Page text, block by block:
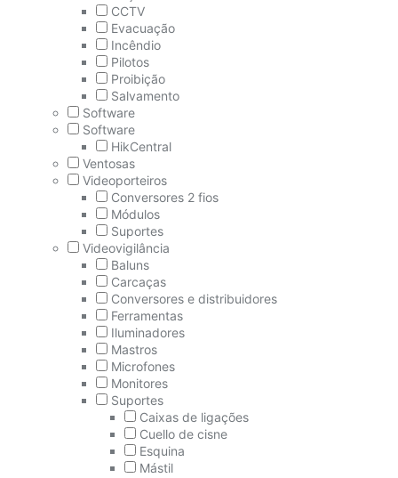
CCTV
Evacuação
Incêndio
Pilotos
Proibição
Salvamento
Software
Software
HikCentral
Ventosas
Videoporteiros
Conversores 2 fios
Módulos
Suportes
Videovigilância
Baluns
Carcaças
Conversores e distribuidores
Ferramentas
Iluminadores
Mastros
Microfones
Monitores
Suportes
Caixas de ligações
Cuello de cisne
Esquina
Mástil